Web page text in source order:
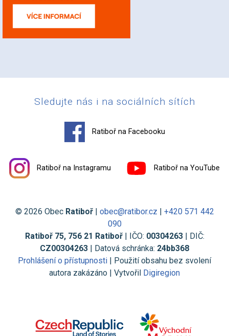
Sledujte nás i na sociálních sítích
Ratiboř na Facebooku
Ratiboř na Instagramu Ratiboř na YouTube
© 2026 Obec Ratiboř| obec@ratibor.cz
+420 571 442
090
Ratiboř 75, 756 21 Ratiboř| IČO: 00304263| DIČ:
CZ00304263 | Datová schránka: 24bb368
Prohlášení o přístupnosti | Použití obsahu bez svolení
autora zakázáno | Vytvořil Digiregion